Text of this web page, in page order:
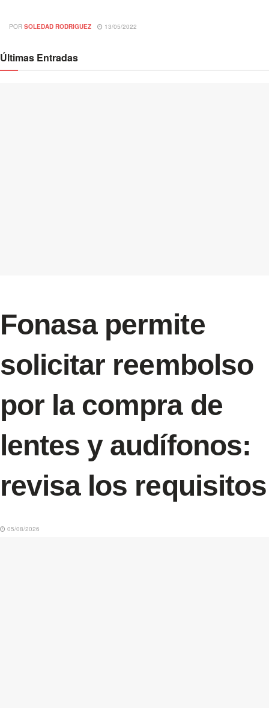
POR SOLEDAD RODRIGUEZ 13/05/2022
Últimas Entradas
Fonasa permite
solicitar reembolso
por la compra de
lentes y audífonos:
revisa los requisitos
05/08/2026